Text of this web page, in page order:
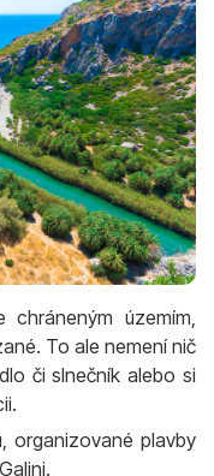
územím,
To ale nemení nič
či slnečník alebo si
organizované plavby